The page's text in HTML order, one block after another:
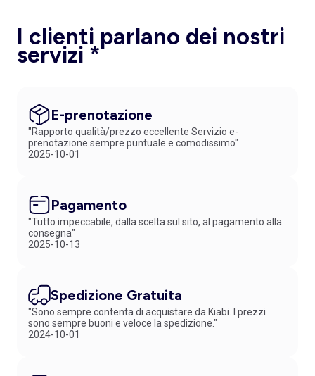
I clienti parlano dei nostri
servizi *
E-prenotazione
"Rapporto qualità/prezzo eccellente Servizio e-
prenotazione sempre puntuale e comodissimo"
2025-10-01
Pagamento
"Tutto impeccabile, dalla scelta sul.sito, al pagamento alla
consegna"
2025-10-13
Spedizione Gratuita
"Sono sempre contenta di acquistare da Kiabi. I prezzi
sono sempre buoni e veloce la spedizione."
2024-10-01